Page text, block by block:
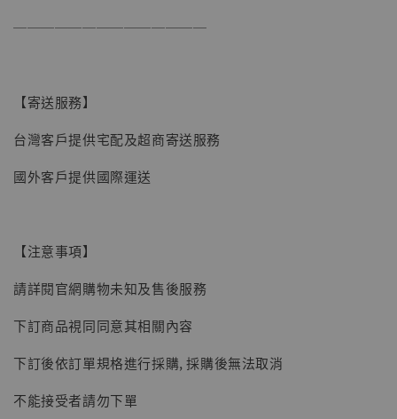
【現貨】BJSTUDIO 1/6系列可動蒐藏人偶 讓
子彈飛 鵝城縣長 張麻子 [BK01]
NT$ 5,300
──────────────
【寄送服務】
台灣客戶提供宅配及超商寄送服務
國外客戶提供國際運送
【注意事項】
請詳閱官網購物未知及售後服務
下訂商品視同同意其相關內容
下訂後依訂單規格進行採購, 採購後無法取消
不能接受者請勿下單